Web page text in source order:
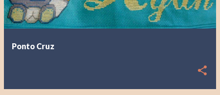
Ponto Cruz